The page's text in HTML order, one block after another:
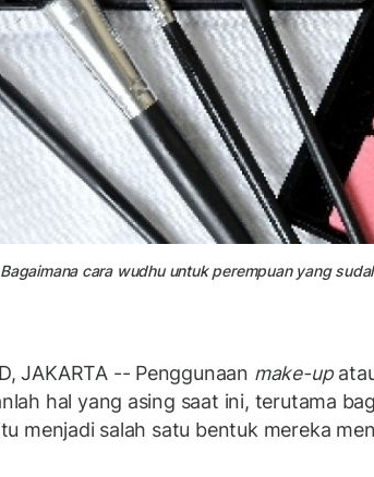
cara wudhu untuk perempuan yang
JAKARTA -- Penggunaan make-up
hal yang asing saat ini, terutama
menjadi salah satu bentuk mereka